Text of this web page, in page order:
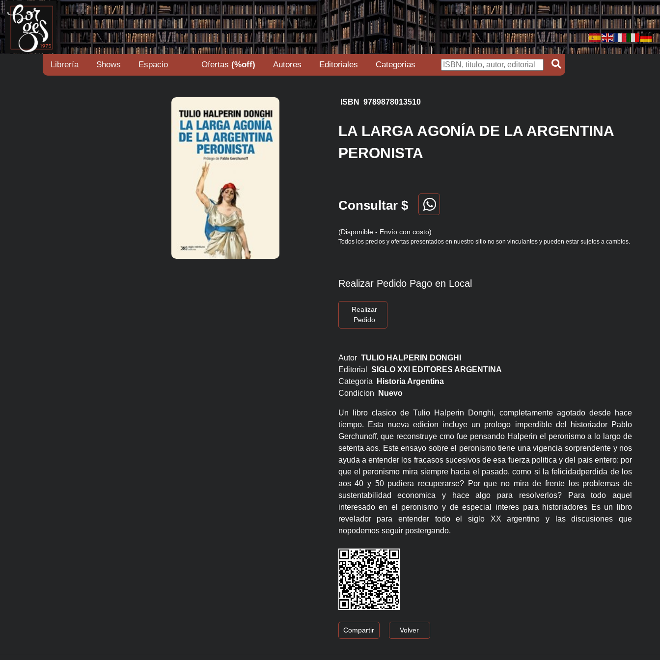
Librería Shows Espacio Ofertas (%off) Autores Editoriales Categorias
ISBN 9789878013510
LA LARGA AGONÍA DE LA ARGENTINA
PERONISTA
Consultar $
(Disponible - Envío con costo)
Todos los precios y ofertas presentados en nuestro sitio no son vinculantes y pueden estar sujetos a cambios.
Realizar Pedido Pago en Local
Realizar
Pedido
Autor TULIO HALPERIN DONGHI
Editorial SIGLO XXI EDITORES ARGENTINA
Categoria
Historia Argentina
Condicion
Nuevo
Un libro clasico de Tulio Halperin Donghi, completamente agotado desde hace
tiempo. Esta nueva edicion incluye un prologo imperdible del historiador Pablo
Gerchunoff, que reconstruye cmo fue pensando Halperin el peronismo a lo largo de
setenta aos. Este ensayo sobre el peronismo tiene una vigencia sorprendente y nos
ayuda a entender los fracasos sucesivos de esa fuerza politica y del pais entero: por
que el peronismo mira siempre hacia el pasado, como si la felicidadperdida de los
aos 40 y 50 pudiera recuperarse? Por que no mira de frente los problemas de
sustentabilidad economica y hace algo para resolverlos? Para todo aquel
interesado en el peronismo y de especial interes para historiadores Es un libro
revelador para entender todo el siglo XX argentino y las discusiones que
nopodemos seguir postergando.
Compartir Volver